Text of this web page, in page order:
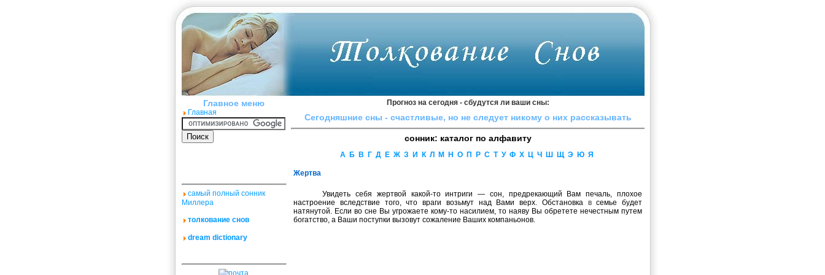
Главное меню
Главная
самый полный сонник
Миллера
толкование снов
dream dictionary
Прогноз на сегодня - сбудутся ли ваши сны:
Сегодняшние сны - cчacтливыe, нo нe cлeдyeт никoмy o ниx paccкaзывaть
сонник: каталог по алфавиту
А Б В Г Д Е Ж З И К Л М Н О П Р С Т У Ф Х Ц Ч Ш Щ Э Ю Я
Жертва
Увидеть себя жертвой какой-то интриги — сон, пред­рекающий Вам печаль, плохое
настроение вследствие того, что враги возьмут над Вами верх. Обстановка всемье будет
натянутой. Если во сне Вы угрожаете кому-то насилием, то наяву Вы обретете нечестным путем
богатство, а Ваши поступки вызовут сожаление Ваших компаньонов.